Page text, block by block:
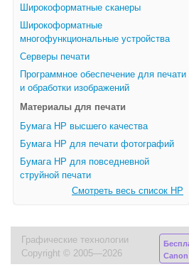
Широкоформатные сканеры
Широкоформатные
многофункциональные устройства
Серверы печати
Программное обеспечение для печати
и обработки изображений
Материалы для печати
Бумага HP высшего качества
Бумага HP для печати фотографий
Бумага HP для повседневной
струйной печати
Смотреть весь список HP
Графические технологии
Copyright © 2005—2026
Canon